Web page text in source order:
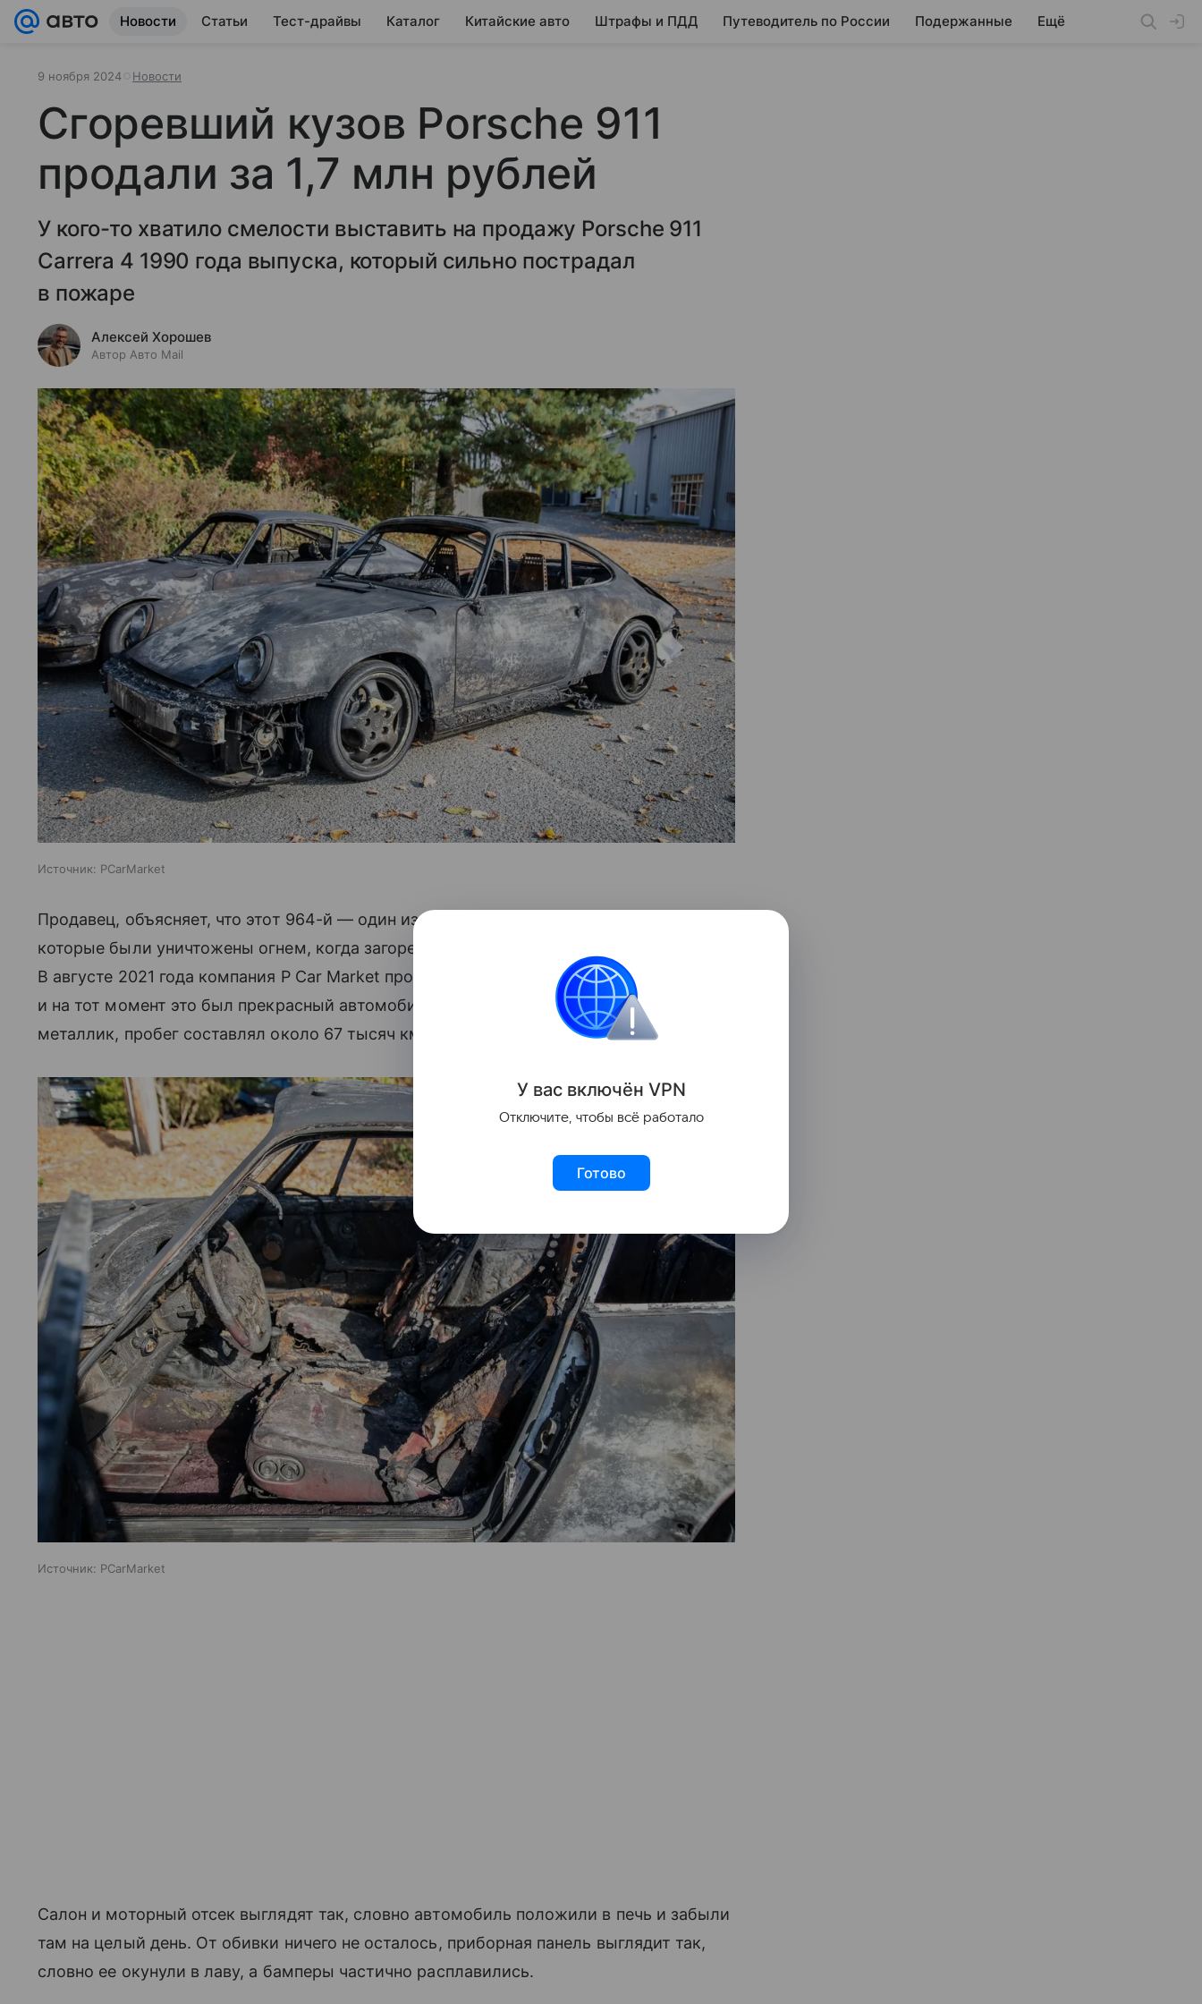
Новости Статьи Тест-драйвы Каталог Китайские авто Штрафы и ПДД Путеводитель по России Подержанные Ещё
9 ноября 2024 Новости
Сгоревший кузов Porsche 911
продали за 1,7 млн рублей
У кого-то хватило смелости выставить на продажу Porsche 911
Carrera 4 1990 года выпуска, который сильно пострадал
в пожаре
Алексей Хорошев
Автор Авто Mail
Источник: PCarMarket
Продавец, объясняет, что этот 964-й — один из нескольких классических
которые были уничтожены огнем, когда загорелся сарай, в котором они хранились.
В августе 2021 года компания P Car Market продала его за 89 000 долларов,
и на тот момент это был прекрасный автомобиль. Он был окрашен в серебристый
металлик, пробег составлял около 67 тысяч км.
Источник: PCarMarket
Салон и моторный отсек выглядят так, словно автомобиль положили в печь и забыли
там на целый день. От обивки ничего не осталось, приборная панель выглядит так,
словно ее окунули в лаву, а бамперы частично расплавились.
У вас включён VPN
Отключите, чтобы всё работало
Готово